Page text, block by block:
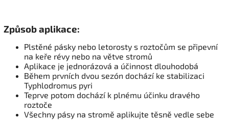
Způsob aplikace:
Plstěné pásky nebo letorosty s roztočům se připevní
na keře révy nebo na větve stromů
Aplikace je jednorázová a účinnost dlouhodobá
Během prvních dvou sezón dochází ke stabilizaci
Typhlodromus pyri
Teprve potom dochází k plnému účinku dravého
roztoče
Všechny pásy na stromě aplikujte těsně vedle sebe